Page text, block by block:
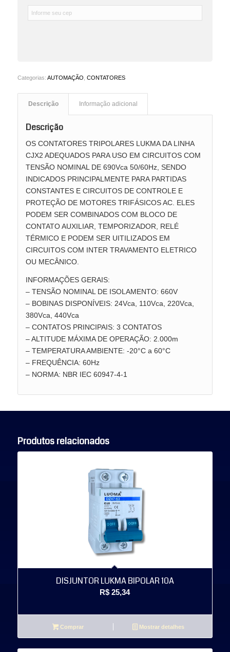
Categorias: AUTOMAÇÃO, CONTATORES
Descrição Informação adicional
Descrição
OS CONTATORES TRIPOLARES LUKMA DA LINHA
CJX2 ADEQUADOS PARA USO EM CIRCUITOS COM
TENSÃO NOMINAL DE 690Vca 50/60Hz, SENDO
INDICADOS PRINCIPALMENTE PARA PARTIDAS
CONSTANTES E CIRCUITOS DE CONTROLE E
PROTEÇÃO DE MOTORES TRIFÁSICOS AC. ELES
PODEM SER COMBINADOS COM BLOCO DE
CONTATO AUXILIAR, TEMPORIZADOR, RELÉ
TÉRMICO E PODEM SER UITILIZADOS EM
CIRCUITOS COM INTER TRAVAMENTO ELETRICO
OU MECÂNICO.
INFORMAÇÕES GERAIS:
– TENSÃO NOMINAL DE ISOLAMENTO: 660V
– BOBINAS DISPONÍVEIS: 24Vca, 110Vca, 220Vca,
380Vca, 440Vca
– CONTATOS PRINCIPAIS: 3 CONTATOS
– ALTITUDE MÁXIMA DE OPERAÇÃO: 2.000m
– TEMPERATURA AMBIENTE: -20°C a 60°C
– FREQUÊNCIA: 60Hz
– NORMA: NBR IEC 60947-4-1
Produtos relacionados
DISJUNTOR LUKMA BIPOLAR 10A
R$ 25,34
Comprar Mostrar detalhes